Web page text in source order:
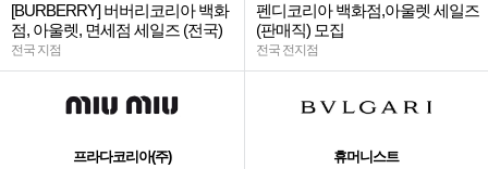
[BURBERRY] 버버리코리아 백화
점, 아울렛, 면세점 세일즈 (전국)
전국 지점
프라다코리아(주)
펜디코리아 백화점,아울렛 세일즈
(판매직) 모집
전국 전지점
휴머니스트